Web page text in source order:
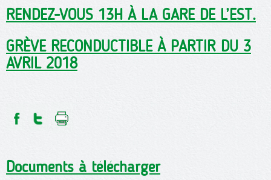
RENDEZ-VOUS 13H À LA GARE DE L’EST.
GRÈVE RECONDUCTIBLE À PARTIR DU 3
AVRIL 2018
Documents à télécharger